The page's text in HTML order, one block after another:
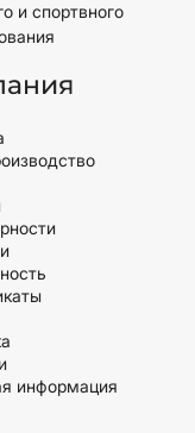
и спортвного
информация